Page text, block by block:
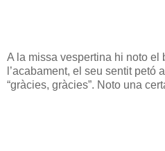
A la missa vespertina hi noto el
l’acabament, el seu sentit petó
“gràcies, gràcies”. Noto una